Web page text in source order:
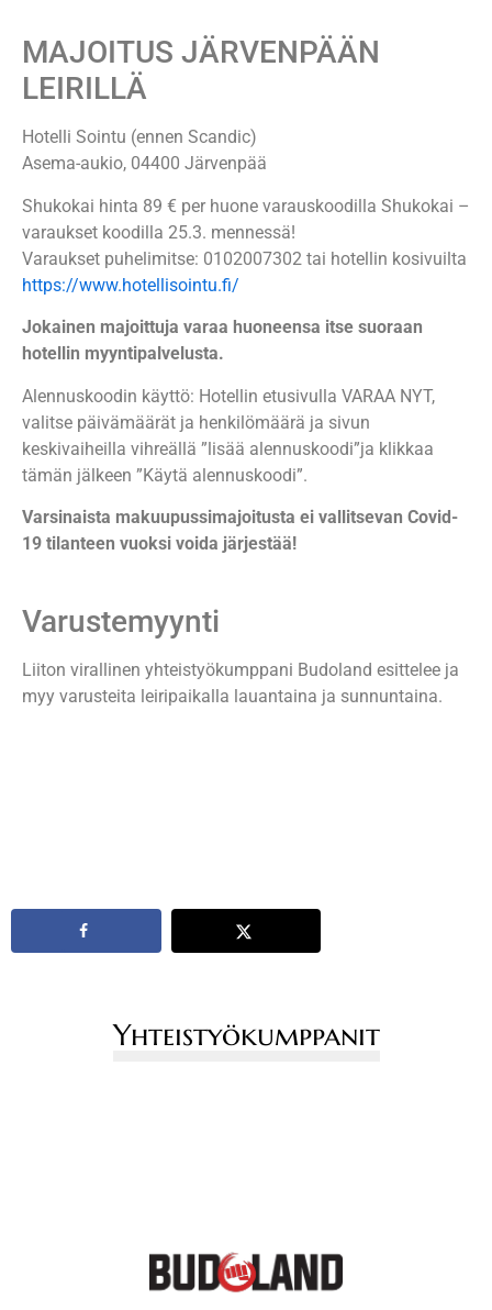
MAJOITUS JÄRVENPÄÄN
LEIRILLÄ
Hotelli Sointu (ennen Scandic)
Asema-aukio, 04400 Järvenpää
Shukokai hinta 89 € per huone varauskoodilla Shukokai –
varaukset koodilla 25.3. mennessä!
Varaukset puhelimitse: 0102007302 tai hotellin kosivuilta
https://www.hotellisointu.fi/
Jokainen majoittuja varaa huoneensa itse suoraan
hotellin myyntipalvelusta.
Alennuskoodin käyttö: Hotellin etusivulla VARAA NYT,
valitse päivämäärät ja henkilömäärä ja sivun
keskivaiheilla vihreällä ”lisää alennuskoodi”ja klikkaa
tämän jälkeen ”Käytä alennuskoodi”.
Varsinaista makuupussimajoitusta ei vallitsevan Covid-
19 tilanteen vuoksi voida järjestää!
Varustemyynti
Liiton virallinen yhteistyökumppani Budoland esittelee ja
myy varusteita leiripaikalla lauantaina ja sunnuntaina.
Yhteistyökumppanit